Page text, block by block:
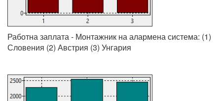
Работна заплата - Монтажник на алармена система: (1)
Словения (2) Австрия (3) Унгария